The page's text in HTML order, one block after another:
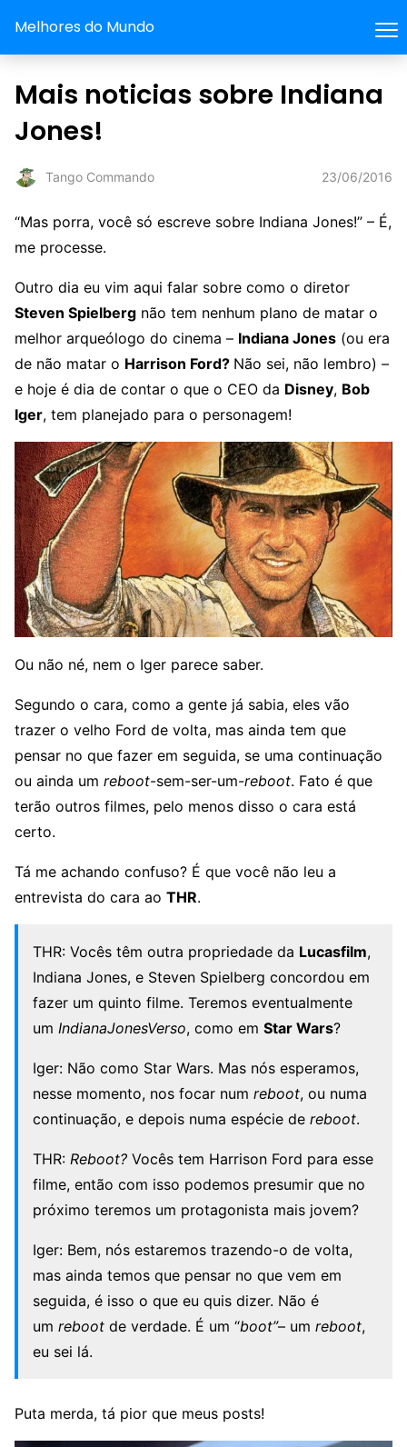
Melhores do Mundo
Mais noticias sobre Indiana
Jones!
Tango Commando 23/06/2016
“Mas porra, você só escreve sobre Indiana Jones!” – É,
me processe.
Outro dia eu vim aqui falar sobre como o diretor
Steven Spielberg não tem nenhum plano de matar o
melhor arqueólogo do cinema – Indiana Jones (ou era
de não matar o Harrison Ford? Não sei, não lembro) –
e hoje é dia de contar o que o CEO da Disney, Bob
Iger, tem planejado para o personagem!
Ou não né, nem o Iger parece saber.
Segundo o cara, como a gente já sabia, eles vão
trazer o velho Ford de volta, mas ainda tem que
pensar no que fazer em seguida, se uma continuação
ou ainda um reboot-sem-ser-um-reboot. Fato é que
terão outros filmes, pelo menos disso o cara está
certo.
Tá me achando confuso? É que você não leu a
entrevista do cara ao THR.
THR: Vocês têm outra propriedade da Lucasfilm,
Indiana Jones, e Steven Spielberg concordou em
fazer um quinto filme. Teremos eventualmente
um IndianaJonesVerso, como em Star Wars?
Iger: Não como Star Wars. Mas nós esperamos,
nesse momento, nos focar num reboot, ou numa
continuação, e depois numa espécie de reboot.
THR: Reboot? Vocês tem Harrison Ford para esse
filme, então com isso podemos presumir que no
próximo teremos um protagonista mais jovem?
Iger: Bem, nós estaremos trazendo-o de volta,
mas ainda temos que pensar no que vem em
seguida, é isso o que eu quis dizer. Não é
um reboot de verdade. É um “boot”– um reboot,
eu sei lá.
Puta merda, tá pior que meus posts!